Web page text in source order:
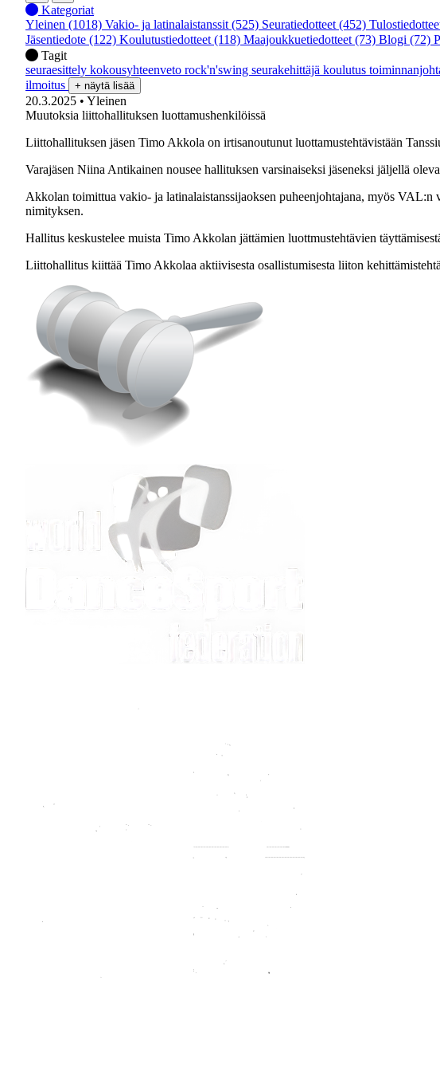
Kategoriat
Yleinen (1018) Vakio- ja latinalaistanssit (525) Seuratiedotteet (452)
Jäsentiedote (122) Koulutustiedotteet (118) Maajoukkuetiedotteet (73) Blogi (72)
Tagit
seuraesittely kokousyhteenveto rock'n'swing seurakehittäjä koulutus
ilmoitus
+ näytä lisää
20.3.2025 • Yleinen
Muutoksia liittohallituksen luottamushenkilöissä
Liittohallituksen jäsen Timo Akkola on irtisanoutunut luottamustehtävistään
Varajäsen Niina Antikainen nousee hallituksen varsinaiseksi jäseneksi jäljellä
Akkolan toimittua vakio- ja latinalaistanssijaoksen puheenjohtajana, myös
nimityksen.
Hallitus keskustelee muista Timo Akkolan jättämien luottmustehtävien
Liittohallitus kiittää Timo Akkolaa aktiivisesta osallistumisesta liiton